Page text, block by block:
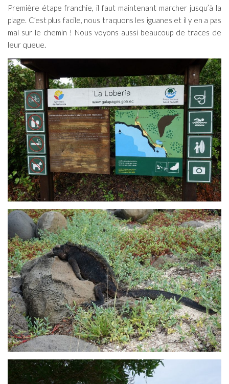
Première étape franchie, il faut maintenant marcher jusqu’à la
plage. C’est plus facile, nous traquons les iguanes et il y en a pas
mal sur le chemin ! Nous voyons aussi beaucoup de traces de
leur queue.